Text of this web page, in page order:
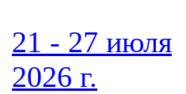
21 - 27 июля
2026 г.